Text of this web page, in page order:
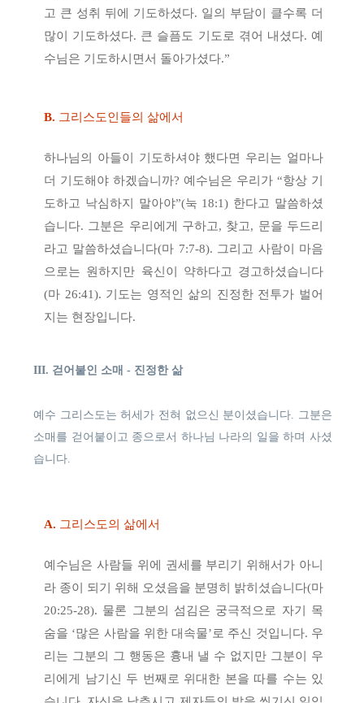
고 큰 성취 뒤에 기도하셨다. 일의 부담이 클수록 더
많이 기도하셨다. 큰 슬픔도 기도로 겪어 내셨다. 예
수님은 기도하시면서 돌아가셨다.”
B. 그리스도인들의 삶에서
하나님의 아들이 기도하셔야 했다면 우리는 얼마나
더 기도해야 하겠습니까? 예수님은 우리가 “항상 기
도하고 낙심하지 말아야”(눅 18:1) 한다고 말씀하셨
습니다. 그분은 우리에게 구하고, 찾고, 문을 두드리
라고 말씀하셨습니다(마 7:7-8). 그리고 사람이 마음
으로는 원하지만 육신이 약하다고 경고하셨습니다
(마 26:41). 기도는 영적인 삶의 진정한 전투가 벌어
지는 현장입니다.
III. 걷어붙인 소매 - 진정한 삶
예수 그리스도는 허세가 전혀 없으신 분이셨습니다. 그분은
소매를 걷어붙이고 종으로서 하나님 나라의 일을 하며 사셨
습니다.
A. 그리스도의 삶에서
예수님은 사람들 위에 권세를 부리기 위해서가 아니
라 종이 되기 위해 오셨음을 분명히 밝히셨습니다(마
20:25-28). 물론 그분의 섬김은 궁극적으로 자기 목
숨을 ‘많은 사람을 위한 대속물’로 주신 것입니다. 우
리는 그분의 그 행동은 흉내 낼 수 없지만 그분이 우
리에게 남기신 두 번째로 위대한 본을 따를 수는 있